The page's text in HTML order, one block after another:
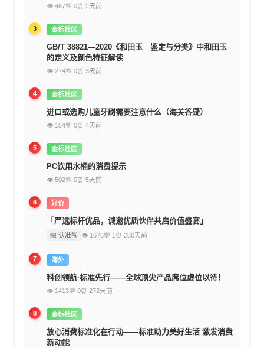
👁 467💬 0⏰ 2天前
3 金标社区
GB/T 38821—2020《和田玉 鉴定与分类》中和田玉
的定义及颜色特征解读
👁 274💬 0⏰ 3天前
4 金标社区
进口或选购儿童牙刷需要注意什么（海关答疑）
👁 154💬 0⏰ 4天前
5 金标社区
PC饮用水桶的消费提示
👁 502💬 0⏰ 5天前
6 好价
「严选标杆优品，诚邀优质伙伴共启价值盛宴」
🏪 认准啦 👁 1676💬 1 ⏰ 280天前
7 海外
科创领航·标准先行——全球顶尖产品席位虚位以待！
👁 1413💬 0⏰ 272天前
8 金标社区
放心消费标准化在行动——标准助力美好生活 激发消费
新动能